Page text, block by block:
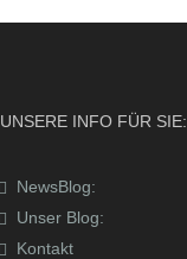
UNSERE INFO FÜR SIE:
NewsBlog:
Unser Blog:
Kontakt